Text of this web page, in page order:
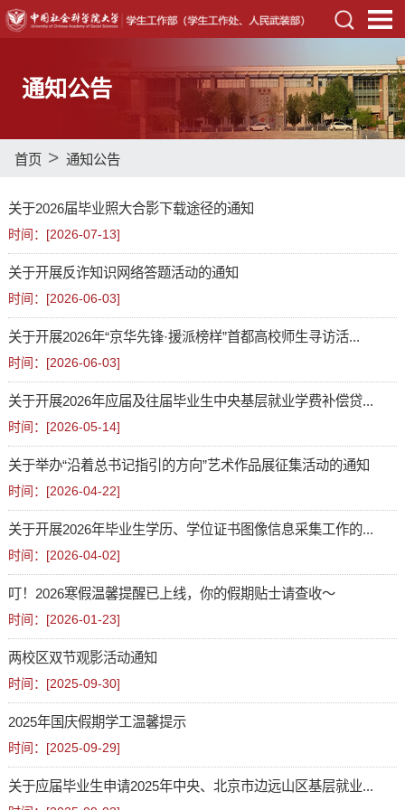
通知公告
首页 > 通知公告
关于2026届毕业照大合影下载途径的通知
时间：[2026-07-13]
关于开展反诈知识网络答题活动的通知
时间：[2026-06-03]
关于开展2026年“京华先锋·援派榜样”首都高校师生寻访活...
时间：[2026-06-03]
关于开展2026年应届及往届毕业生中央基层就业学费补偿贷...
时间：[2026-05-14]
关于举办“沿着总书记指引的方向”艺术作品展征集活动的通知
时间：[2026-04-22]
关于开展2026年毕业生学历、学位证书图像信息采集工作的...
时间：[2026-04-02]
叮！2026寒假温馨提醒已上线，你的假期贴士请查收～
时间：[2026-01-23]
两校区双节观影活动通知
时间：[2025-09-30]
2025年国庆假期学工温馨提示
时间：[2025-09-29]
关于应届毕业生申请2025年中央、北京市边远山区基层就业...